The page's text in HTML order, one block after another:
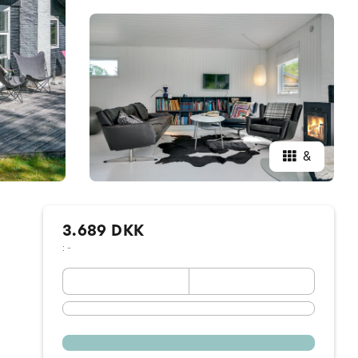
&
3.689 DKK
: -